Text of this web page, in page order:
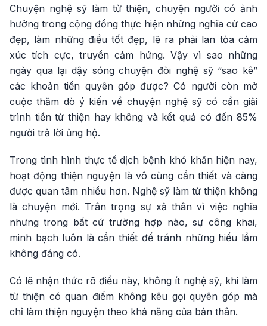
Chuyện nghệ sỹ làm từ thiện, chuyện người có ảnh
hưởng trong cộng đồng thực hiện những nghĩa cử cao
đẹp, làm những điều tốt đẹp, lẽ ra phải lan tỏa cảm
xúc tích cực, truyền cảm hứng. Vậy vì sao những
ngày qua lại dậy sóng chuyện đòi nghệ sỹ “sao kê”
các khoản tiền quyên góp được? Có người còn mở
cuộc thăm dò ý kiến về chuyện nghệ sỹ có cần giải
trình tiền từ thiện hay không và kết quả có đến 85%
người trả lời ủng hộ.
Trong tình hình thực tế dịch bệnh khó khăn hiện nay,
hoạt động thiện nguyện là vô cùng cần thiết và càng
được quan tâm nhiều hơn. Nghệ sỹ làm từ thiện không
là chuyện mới. Trân trọng sự xả thân vì việc nghĩa
nhưng trong bất cứ trường hợp nào, sự công khai,
minh bạch luôn là cần thiết để tránh những hiểu lầm
không đáng có.
Có lẽ nhận thức rõ điều này, không ít nghệ sỹ, khi làm
từ thiện có quan điểm không kêu gọi quyên góp mà
chỉ làm thiện nguyện theo khả năng của bản thân.